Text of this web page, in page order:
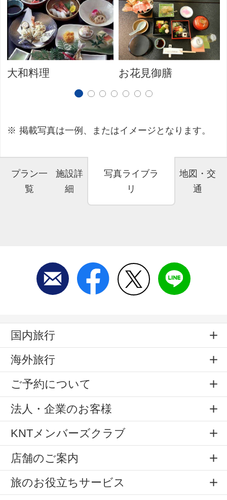
大和料理 お花見御膳
掲載写真は一例、またはイメージとなります。
プラン一
覧
施設詳
細
写真ライブラ
リ
地図・交
通
国内旅行
海外旅行
ご予約について
法人・企業のお客様
KNTメンバーズクラブ
店舗のご案内
旅のお役立ちサービス